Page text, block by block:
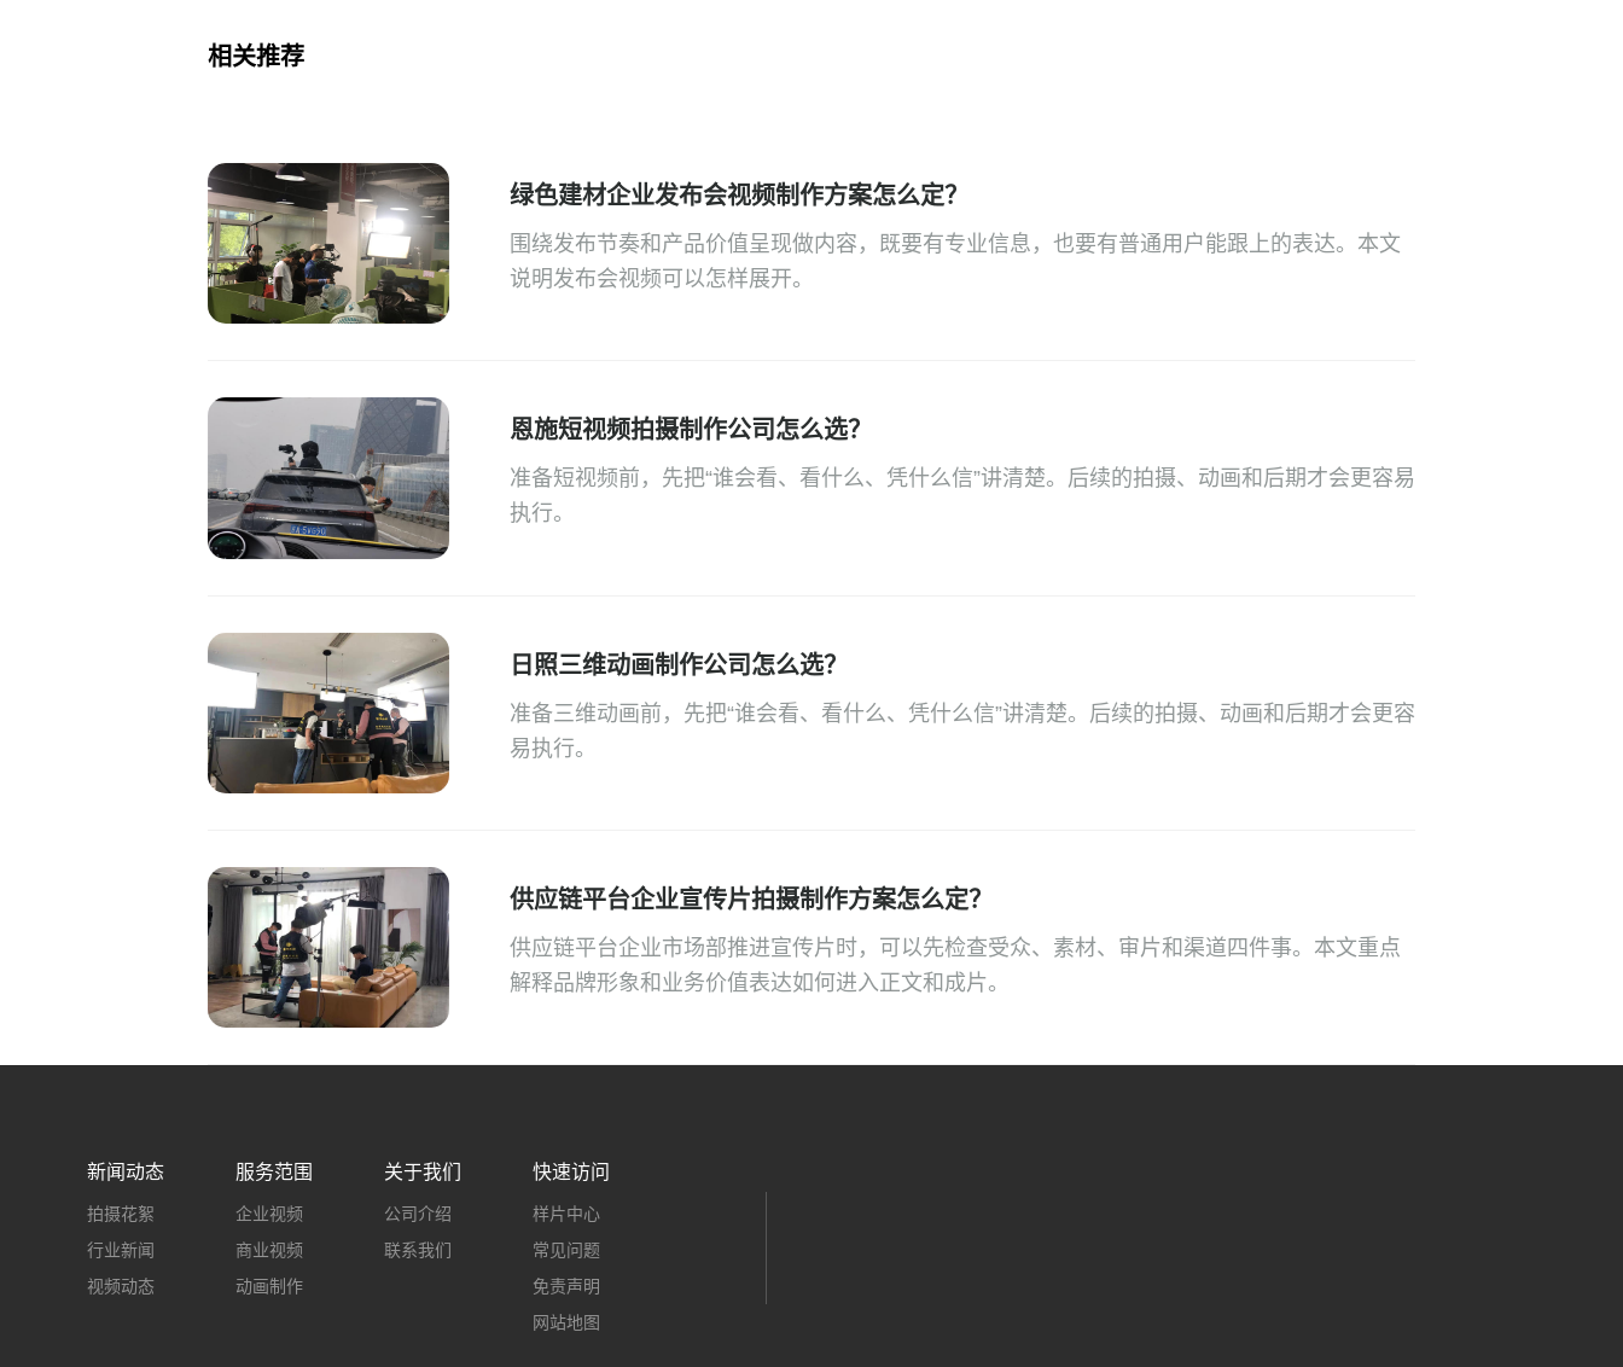
相关推荐
绿色建材企业发布会视频制作方案怎么定？
围绕发布节奏和产品价值呈现做内容，既要有专业信息，也要有普通用户能跟上的表达。本文
说明发布会视频可以怎样展开。
恩施短视频拍摄制作公司怎么选？
准备短视频前，先把“谁会看、看什么、凭什么信”讲清楚。后续的拍摄、动画和后期才会更容易
执行。
日照三维动画制作公司怎么选？
准备三维动画前，先把“谁会看、看什么、凭什么信”讲清楚。后续的拍摄、动画和后期才会更容
易执行。
供应链平台企业宣传片拍摄制作方案怎么定？
供应链平台企业市场部推进宣传片时，可以先检查受众、素材、审片和渠道四件事。本文重点
解释品牌形象和业务价值表达如何进入正文和成片。
新闻动态
拍摄花絮
行业新闻
视频动态
服务范围
企业视频
商业视频
动画制作
关于我们
公司介绍
联系我们
快速访问
样片中心
常见问题
免责声明
网站地图